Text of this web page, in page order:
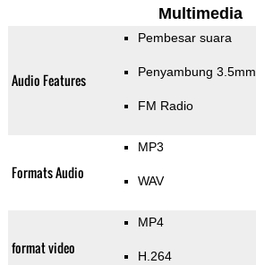
Multimedia
Audio Features
Pembesar suara
Penyambung 3.5mm
FM Radio
Formats Audio
MP3
WAV
format video
MP4
H.264